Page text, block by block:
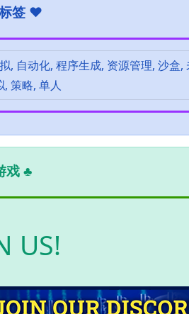
签 ♥
, 自动化, 程序生成, 资源管理, 沙盒
, 策略, 单人
戏 ♣
US!